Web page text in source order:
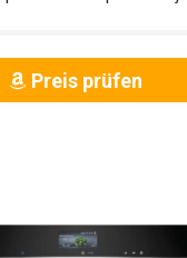
Preis prüfen